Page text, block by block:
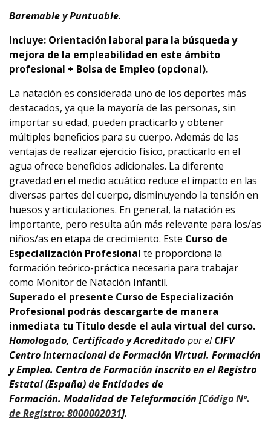
Baremable y Puntuable.
Incluye: Orientación laboral para la búsqueda y
mejora de la empleabilidad en este ámbito
profesional + Bolsa de Empleo (opcional).
La natación es considerada uno de los deportes más
destacados, ya que la mayoría de las personas, sin
importar su edad, pueden practicarlo y obtener
múltiples beneficios para su cuerpo. Además de las
ventajas de realizar ejercicio físico, practicarlo en el
agua ofrece beneficios adicionales. La diferente
gravedad en el medio acuático reduce el impacto en las
diversas partes del cuerpo, disminuyendo la tensión en
huesos y articulaciones. En general, la natación es
importante, pero resulta aún más relevante para los/as
niños/as en etapa de crecimiento. Este Curso de
Especialización Profesional te proporciona la
formación teórico-práctica necesaria para trabajar
como Monitor de Natación Infantil.
Superado el presente Curso de Especialización
Profesional podrás descargarte de manera
inmediata tu Título desde el aula virtual del curso.
Homologado, Certificado y Acreditadopor elCIFV
Centro Internacional de Formación Virtual. Formación
y Empleo. Centro de Formación inscrito en el Registro
Estatal (España) de Entidades de
Formación. Modalidad de Teleformación [Código Nº.
de Registro: 8000002031].